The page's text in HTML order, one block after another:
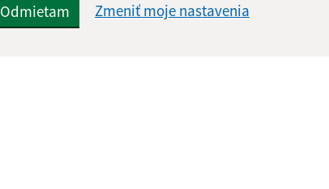
Odmietam Zmeniť moje nastavenia